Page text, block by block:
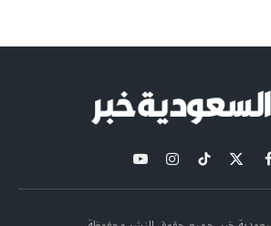
فيسبوك
X
(Twitter)
تيكتوكالانستغراميوتيوب